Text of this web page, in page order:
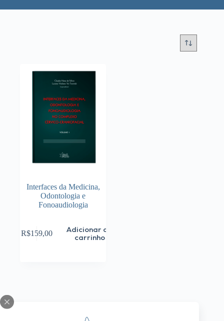
Interfaces da Medicina,
Odontologia e
Fonoaudiologia
R$159,00
Adicionar ao
carrinho